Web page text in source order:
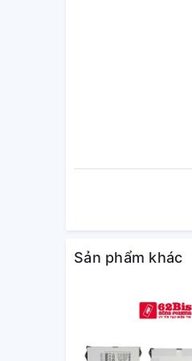
Sản phẩm khác